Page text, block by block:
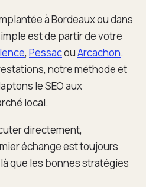
à Bordeaux ou dans
est de partir de votre
, PessacouArcachon.
notre méthode et
le SEO aux
local.
directement,
échange est toujours
que les bonnes stratégies